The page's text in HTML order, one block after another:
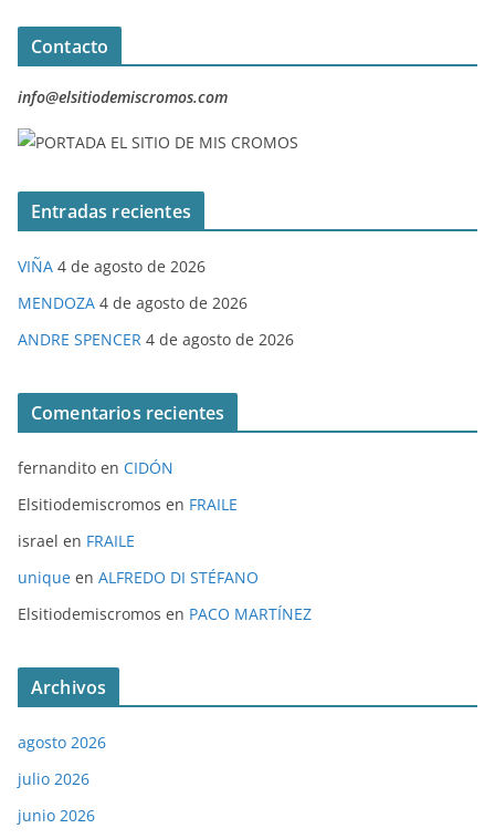
Contacto
info@elsitiodemiscromos.com
Entradas recientes
VIÑA 4 de agosto de 2026
MENDOZA 4 de agosto de 2026
ANDRE SPENCER 4 de agosto de 2026
Comentarios recientes
fernandito en CIDÓN
Elsitiodemiscromos en FRAILE
israel en FRAILE
unique en ALFREDO DI STÉFANO
Elsitiodemiscromos en PACO MARTÍNEZ
Archivos
agosto 2026
julio 2026
junio 2026